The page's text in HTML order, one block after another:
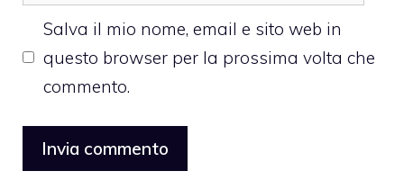
Salva il mio nome, email e sito web in
questo browser per la prossima volta che
commento.